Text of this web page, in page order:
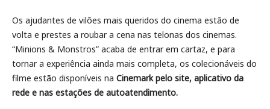
Os ajudantes de vilões mais queridos do cinema estão de
volta e prestes a roubar a cena nas telonas dos cinemas.
“Minions & Monstros” acaba de entrar em cartaz, e para
tornar a experiência ainda mais completa, os colecionáveis do
filme estão disponíveis na Cinemarkpelo site, aplicativo da
rede e nas estações de autoatendimento.